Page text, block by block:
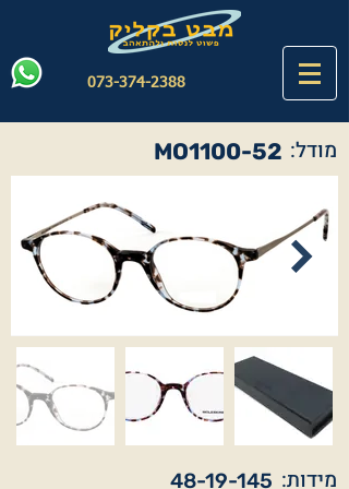
073-374-2388
MO1100-52 מודל:
48-19-145 מידות: